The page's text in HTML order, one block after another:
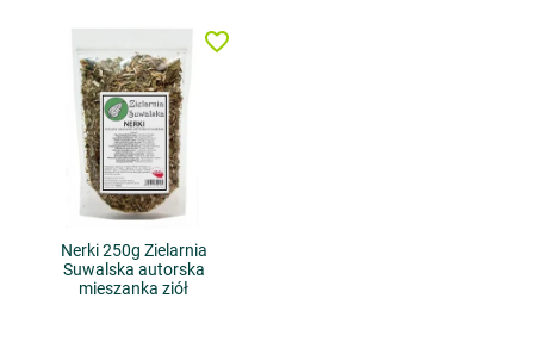
Nerki 250g Zielarnia
Suwalska autorska
mieszanka ziół
favorite_border